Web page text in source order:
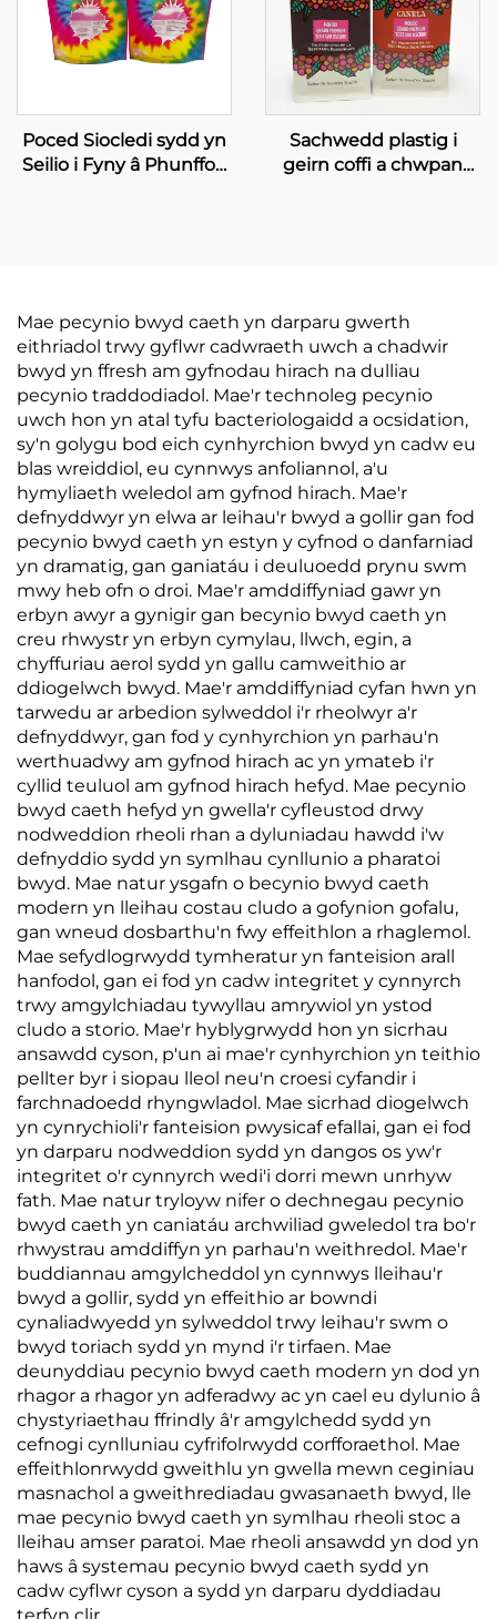
Poced Siocledi sydd yn
Seilio i Fyny â Phunffos,
Sachwedd plastig i
geirn coffi a chwpan
Mae pecynio bwyd caeth yn darparu gwerth
eithriadol trwy gyflwr cadwraeth uwch a chadwir
bwyd yn ffresh am gyfnodau hirach na dulliau
pecynio traddodiadol. Mae'r technoleg pecynio
uwch hon yn atal tyfu bacteriologaidd a ocsidation,
sy'n golygu bod eich cynhyrchion bwyd yn cadw eu
blas wreiddiol, eu cynnwys anfoliannol, a'u
hymyliaeth weledol am gyfnod hirach. Mae'r
defnyddwyr yn elwa ar leihau'r bwyd a gollir gan fod
pecynio bwyd caeth yn estyn y cyfnod o danfarniad
yn dramatig, gan ganiatáu i deuluoedd prynu swm
mwy heb ofn o droi. Mae'r amddiffyniad gawr yn
erbyn awyr a gynigir gan becynio bwyd caeth yn
creu rhwystr yn erbyn cymylau, llwch, egin, a
chyffuriau aerol sydd yn gallu camweithio ar
ddiogelwch bwyd. Mae'r amddiffyniad cyfan hwn yn
tarwedu ar arbedion sylweddol i'r rheolwyr a'r
defnyddwyr, gan fod y cynhyrchion yn parhau'n
werthuadwy am gyfnod hirach ac yn ymateb i'r
cyllid teuluol am gyfnod hirach hefyd. Mae pecynio
bwyd caeth hefyd yn gwella'r cyfleustod drwy
nodweddion rheoli rhan a dyluniadau hawdd i'w
defnyddio sydd yn symlhau cynllunio a pharatoi
bwyd. Mae natur ysgafn o becynio bwyd caeth
modern yn lleihau costau cludo a gofynion gofalu,
gan wneud dosbarthu'n fwy effeithlon a rhaglemol.
Mae sefydlogrwydd tymheratur yn fanteision arall
hanfodol, gan ei fod yn cadw integritet y cynnyrch
trwy amgylchiadau tywyllau amrywiol yn ystod
cludo a storio. Mae'r hyblygrwydd hon yn sicrhau
ansawdd cyson, p'un ai mae'r cynhyrchion yn teithio
pellter byr i siopau lleol neu'n croesi cyfandir i
farchnadoedd rhyngwladol. Mae sicrhad diogelwch
yn cynrychioli'r fanteision pwysicaf efallai, gan ei fod
yn darparu nodweddion sydd yn dangos os yw'r
integritet o'r cynnyrch wedi'i dorri mewn unrhyw
fath. Mae natur tryloyw nifer o dechnegau pecynio
bwyd caeth yn caniatáu archwiliad gweledol tra bo'r
rhwystrau amddiffyn yn parhau'n weithredol. Mae'r
buddiannau amgylcheddol yn cynnwys lleihau'r
bwyd a gollir, sydd yn effeithio ar bowndi
cynaliadwyedd yn sylweddol trwy leihau'r swm o
bwyd toriach sydd yn mynd i'r tirfaen. Mae
deunyddiau pecynio bwyd caeth modern yn dod yn
rhagor a rhagor yn adferadwy ac yn cael eu dylunio â
chystyriaethau ffrindly â'r amgylchedd sydd yn
cefnogi cynlluniau cyfrifolrwydd corfforaethol. Mae
effeithlonrwydd gweithlu yn gwella mewn ceginiau
masnachol a gweithrediadau gwasanaeth bwyd, lle
mae pecynio bwyd caeth yn symlhau rheoli stoc a
lleihau amser paratoi. Mae rheoli ansawdd yn dod yn
haws â systemau pecynio bwyd caeth sydd yn
cadw cyflwr cyson a sydd yn darparu dyddiadau